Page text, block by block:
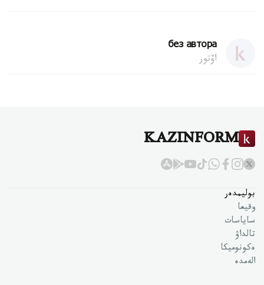
без автора
اۆتور
KAZINFORM
بوليمدەر
وقيعا
ساياسات
تالداۋ
ەكونوميكا
الەمدە